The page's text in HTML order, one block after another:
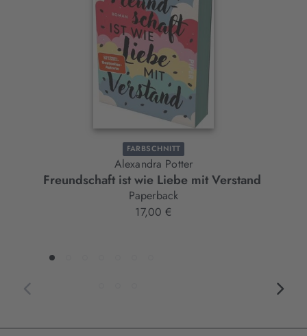
FARBSCHNITT
Alexandra Potter
Freundschaft ist wie Liebe mit Verstand
Paperback
17,00 €